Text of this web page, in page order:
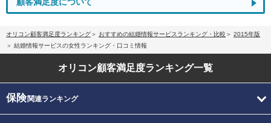
顧客満足度について
オリコン顧客満足度ランキング おすすめの結婚情報サービスランキング・比較
2015年版
結婚情報サービスの女性ランキング・口コミ情報
オリコン顧客満足度ランキング一覧
保険関連ランキング